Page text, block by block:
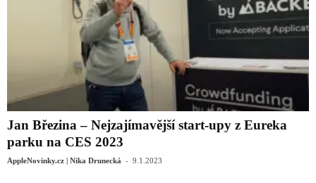
Jan Březina – Nejzajímavější start-upy z Eureka
parku na CES 2023
AppleNovinky.cz | Nika Drunecká - 9.1.2023